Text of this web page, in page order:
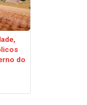
do